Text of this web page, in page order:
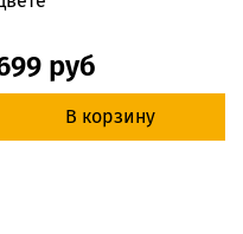
руб
В корзину